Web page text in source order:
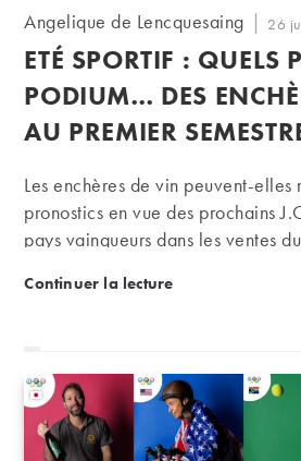
Auteur/autrice
la
publication :
Angelique de Lencquesaing 26
ETÉ SPORTIF : QUELS
PODIUM… DES
AU PREMIER
Les enchères de vin peuvent-elles
pronostics en vue des prochains
pays vainqueurs dans les ventes
Continuer la lectureEté sportif : quels